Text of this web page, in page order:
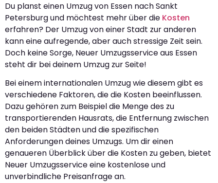
Du planst einen Umzug von Essen nach Sankt
Petersburg und möchtest mehr über die Kosten
erfahren? Der Umzug von einer Stadt zur anderen
kann eine aufregende, aber auch stressige Zeit sein.
Doch keine Sorge, Neuer Umzugsservice aus Essen
steht dir bei deinem Umzug zur Seite!
Bei einem internationalen Umzug wie diesem gibt es
verschiedene Faktoren, die die Kosten beeinflussen.
Dazu gehören zum Beispiel die Menge des zu
transportierenden Hausrats, die Entfernung zwischen
den beiden Städten und die spezifischen
Anforderungen deines Umzugs. Um dir einen
genaueren Überblick über die Kosten zu geben, bietet
Neuer Umzugsservice eine kostenlose und
unverbindliche Preisanfrage an.